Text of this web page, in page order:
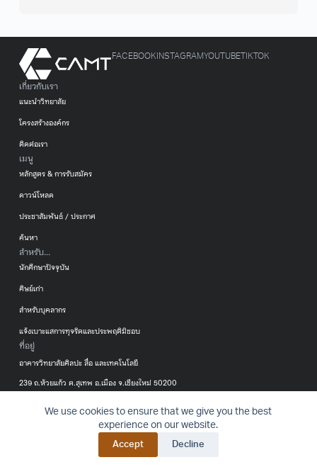
We use cookies to ensure that we give you the best
experience on our website.
Accept Decline
เกี่ยวกับเรา
แนะนำวิทยาลัย
โครงสร้างองค์กร
ติดต่อเรา
เมนู
หลักสูตร & การรับสมัคร
ดาวน์โหลด
ประชาสัมพันธ์ / ประกาศ
ค้นหา
สำหรับ...
นักศึกษาปัจจุบัน
ศิษย์เก่า
สำหรับบุคลากร
แจ้งเบาะแสการทุจริตและประพฤติมิชอบ
ที่อยู่
อาคารวิทยาลัยศิลปะ สื่อ และเทคโนโลยี
239 ถ.ห้วยแก้ว ต.สุเทพ อ.เมือง จ.เชียงใหม่ 50200
FACEBOOK INSTAGRAMYOUTUBETIKTOK
© 2016-2024 College of Arts, Media
and Technology – All rights reserved.
นโยบายนโยบายคุ้มครอง